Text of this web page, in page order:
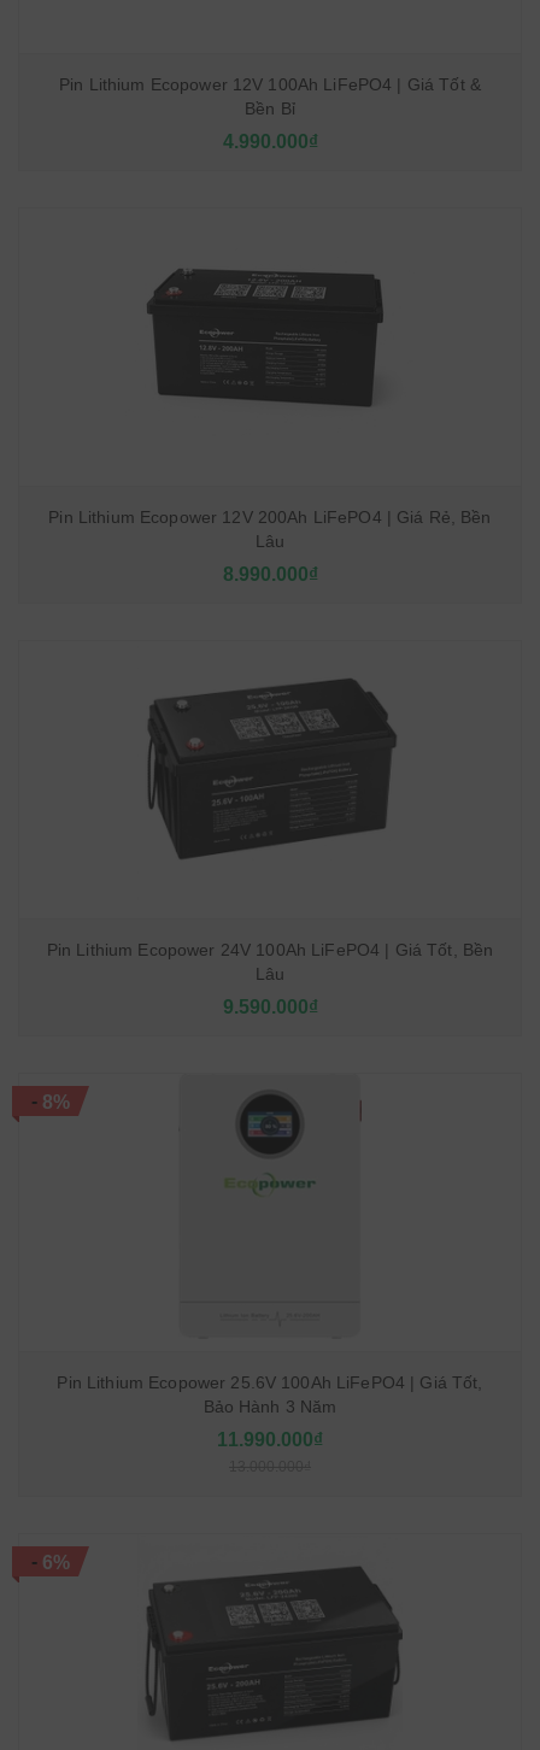
Pin Lithium Ecopower 12V 100Ah LiFePO4 | Giá Tốt &
Bền Bỉ
4.990.000₫
Pin Lithium Ecopower 12V 200Ah LiFePO4 | Giá Rẻ, Bền
Lâu
8.990.000₫
Pin Lithium Ecopower 24V 100Ah LiFePO4 | Giá Tốt, Bền
Lâu
9.590.000₫
- 8%
Pin Lithium Ecopower 25.6V 100Ah LiFePO4 | Giá Tốt,
Bảo Hành 3 Năm
11.990.000₫
- 6%